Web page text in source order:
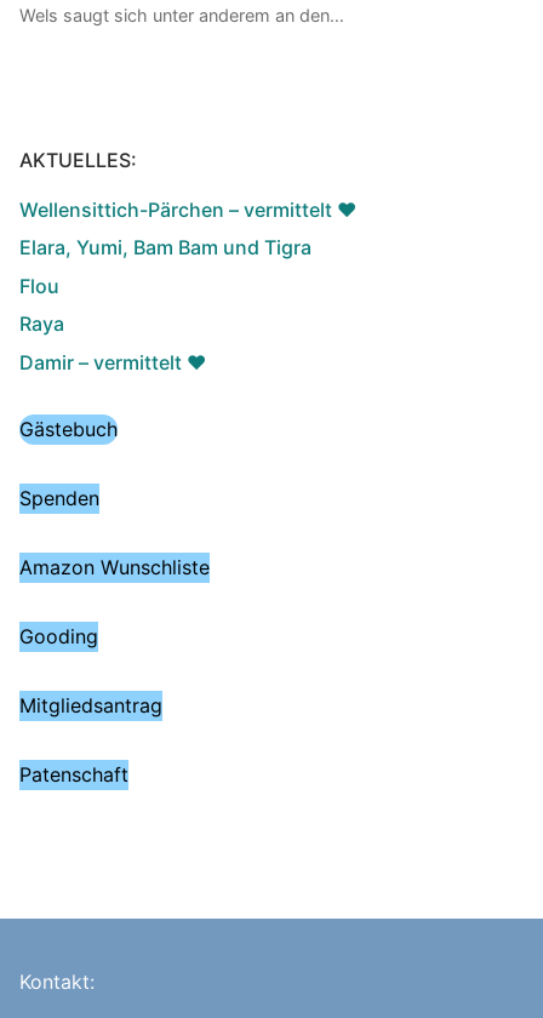
Wels saugt sich unter anderem an den…
AKTUELLES:
Wellensittich-Pärchen – vermittelt ♥️
Elara, Yumi, Bam Bam und Tigra
Flou
Raya
Damir – vermittelt ♥️
Gästebuch
Spenden
Amazon Wunschliste
Gooding
Mitgliedsantrag
Patenschaft
Kontakt: